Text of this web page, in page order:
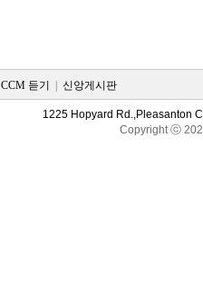
CCM 듣기 신앙게시판
1225 Hopyard Rd.,Pleasanton
Copyright ⓒ